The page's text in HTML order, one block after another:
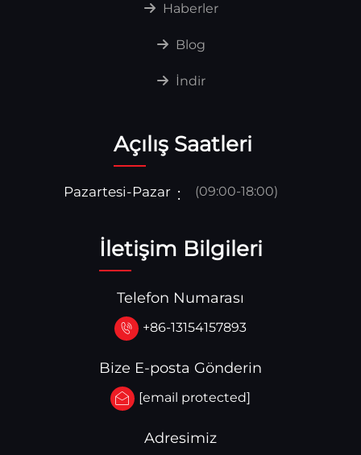
Haberler
Blog
İndir
Açılış Saatleri
Pazartesi-Pazar (09:00-18:00)
İletişim Bilgileri
Telefon Numarası
+86-13154157893
Bize E-posta Gönderin
[email protected]
Adresimiz